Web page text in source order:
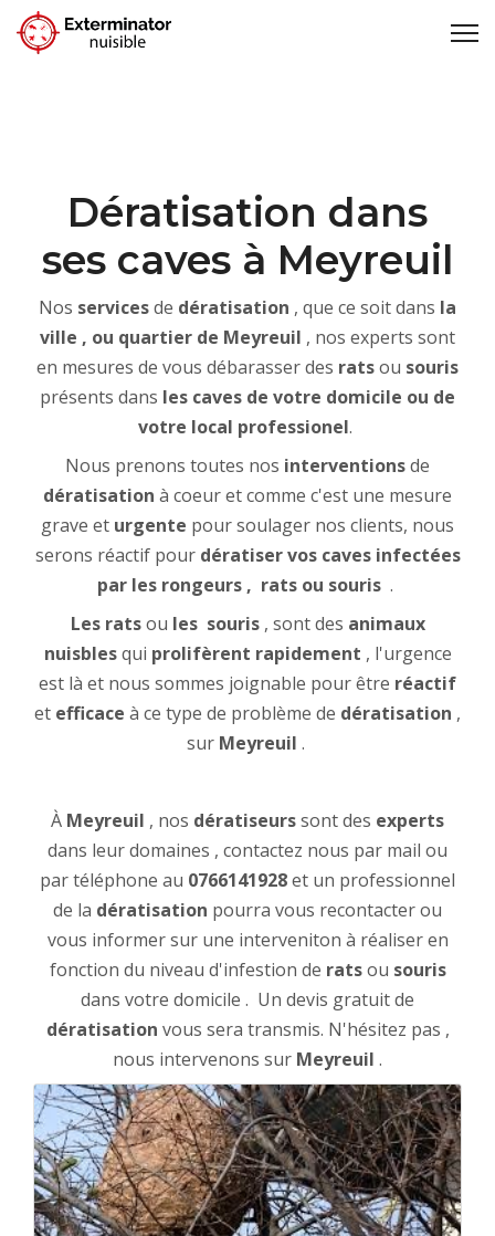
Dératisation dans
ses caves à Meyreuil
Nos servicesde dératisation , que ce soit dans la
ville , ou quartier de Meyreuil , nos experts sont
en mesures de vous débarasser des ratsou souris
présents dans les caves de votre domicile ou de
votre local professionel.
Nous prenons toutes nos interventionsde
dératisation à coeur et comme c'est une mesure
grave et urgente pour soulager nos clients, nous
serons réactif pour dératiser vos caves infectées
par les rongeurs , rats ou souris .
Les ratsou les souris, sont des animaux
nuisblesqui prolifèrent rapidement , l'urgence
est là et nous sommes joignable pour être réactif
et efficace à ce type de problème de dératisation ,
sur Meyreuil .
À Meyreuil , nos dératiseurssont des experts
dans leur domaines , contactez nous par mail ou
par téléphone au 0766141928et un professionnel
de la dératisation pourra vous recontacter ou
vous informer sur une interveniton à réaliser en
fonction du niveau d'infestion de ratsou souris
dans votre domicile . Un devis gratuit de
dératisation vous sera transmis. N'hésitez pas ,
nous intervenons sur Meyreuil .